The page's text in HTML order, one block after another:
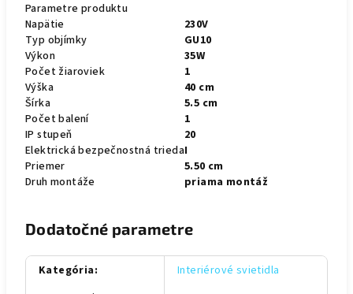
Parametre produktu
Napätie
230V
Typ objímky
GU10
Výkon
35W
Počet žiaroviek
1
Výška
40 cm
Šírka
5.5 cm
Počet balení
1
IP stupeň
20
Elektrická bezpečnostná triedaI
Priemer
5.50 cm
Druh montáže
priama montáž
Dodatočné parametre
Kategória:
Interiérové svietidla